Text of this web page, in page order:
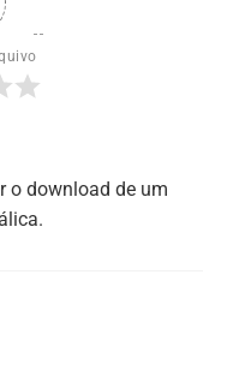
o download de um